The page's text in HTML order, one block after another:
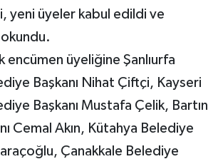
yeni üyeler kabul edildi ve
encümen üyeliğine Şanlıurfa
Başkanı Nihat Çiftçi, Kayseri
Başkanı Mustafa Çelik, Bartın
Cemal Akın, Kütahya Belediye
Çanakkale Belediye